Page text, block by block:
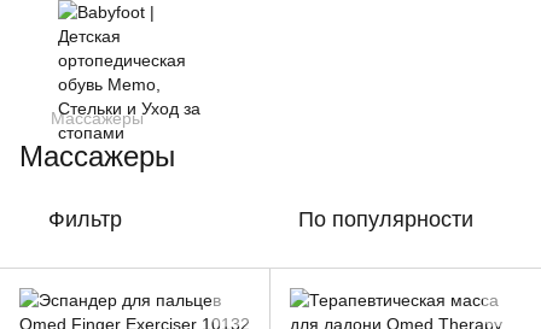
Массажеры
Массажеры
Фильтр По популярности